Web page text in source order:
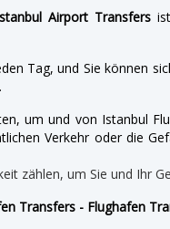
Airport Transfersist
Tag, und Sie können
um und von Istanbul
Verkehr oder die
zählen, um Sie und Ihr
Transfers - Flughafen